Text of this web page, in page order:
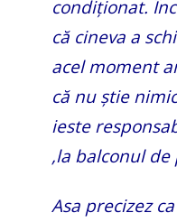
condiționat.
că cineva a
acel moment
că nu știe
ieste
,la balconul
Asa precizez